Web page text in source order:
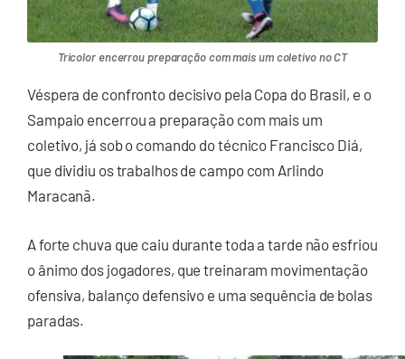
Tricolor encerrou preparação com mais um coletivo no CT
Véspera de confronto decisivo pela Copa do Brasil, e o
Sampaio encerrou a preparação com mais um
coletivo, já sob o comando do técnico Francisco Diá,
que dividiu os trabalhos de campo com Arlindo
Maracanã.
A forte chuva que caiu durante toda a tarde não esfriou
o ânimo dos jogadores, que treinaram movimentação
ofensiva, balanço defensivo e uma sequência de bolas
paradas.